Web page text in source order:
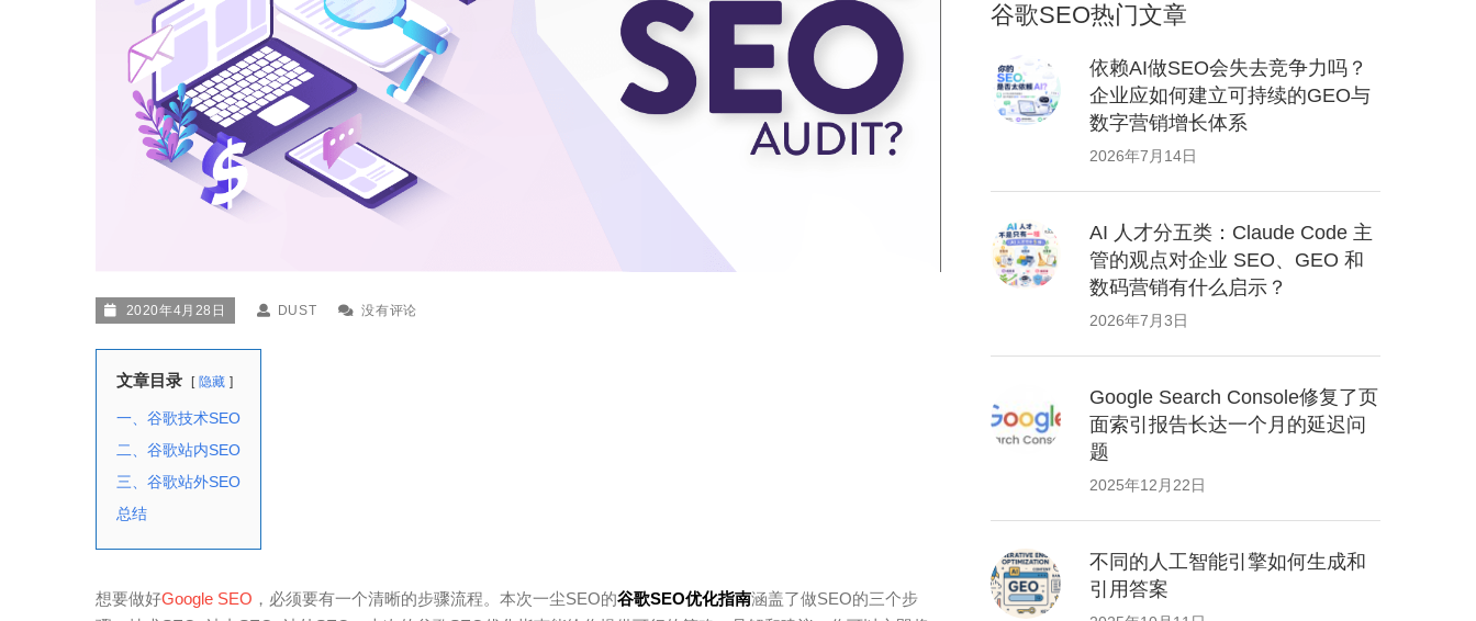
2020年4月28日 DUST 没有评论
文章目录 隐藏
一、谷歌技术SEO
二、谷歌站内SEO
三、谷歌站外SEO
总结
想要做好Google SEO ，必须要有一个清晰的步骤流程。本次一尘SEO的谷歌SEO优化指南涵盖了做SEO的三个步
谷歌SEO热门文章
依赖AI做SEO会失去竞争力吗？
企业应如何建立可持续的GEO与
数字营销增长体系
2026年7月14日
AI 人才分五类：Claude Code 主
管的观点对企业 SEO、GEO 和
数码营销有什么启示？
2026年7月3日
Google Search Console修复了页
面索引报告长达一个月的延迟问
题
2025年12月22日
不同的人工智能引擎如何生成和
引用答案